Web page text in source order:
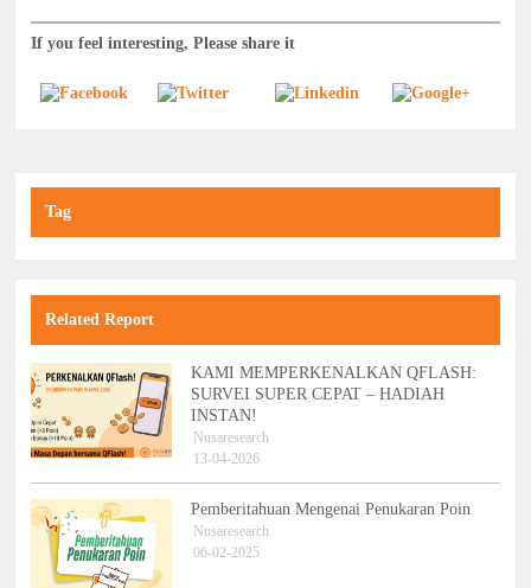
If you feel interesting, Please share it
Tag
Related Report
KAMI MEMPERKENALKAN QFLASH:
SURVEI SUPER CEPAT – HADIAH
INSTAN!
Nusaresearch
13-04-2026
Pemberitahuan Mengenai Penukaran Poin
Nusaresearch
06-02-2025